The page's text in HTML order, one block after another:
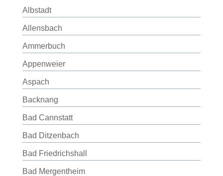
Albstadt
Allensbach
Ammerbuch
Appenweier
Aspach
Backnang
Bad Cannstatt
Bad Ditzenbach
Bad Friedrichshall
Bad Mergentheim